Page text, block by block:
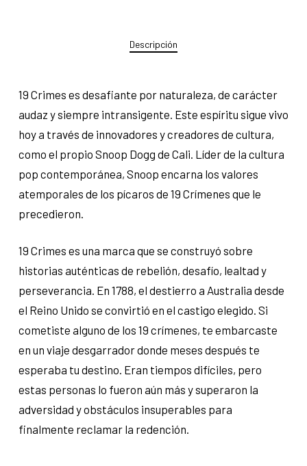
Descripción
19 Crimes es desafiante por naturaleza, de carácter
audaz y siempre intransigente. Este espíritu sigue vivo
hoy a través de innovadores y creadores de cultura,
como el propio Snoop Dogg de Cali. Líder de la cultura
pop contemporánea, Snoop encarna los valores
atemporales de los pícaros de 19 Crímenes que le
precedieron.
19 Crimes es una marca que se construyó sobre
historias auténticas de rebelión, desafío, lealtad y
perseverancia. En 1788, el destierro a Australia desde
el Reino Unido se convirtió en el castigo elegido. Si
cometiste alguno de los 19 crímenes, te embarcaste
en un viaje desgarrador donde meses después te
esperaba tu destino. Eran tiempos difíciles, pero
estas personas lo fueron aún más y superaron la
adversidad y obstáculos insuperables para
finalmente reclamar la redención.